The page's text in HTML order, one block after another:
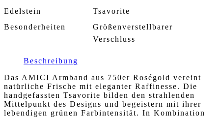
Edelstein
Tsavorite
Besonderheiten
Größenverstellbarer
Verschluss
Beschreibung
Das AMICI Armband aus 750er Roségold vereint
natürliche Frische mit eleganter Raffinesse. Die
handgefassten Tsavorite bilden den strahlenden
Mittelpunkt des Designs und begeistern mit ihrer
lebendigen grünen Farbintensität. In Kombination